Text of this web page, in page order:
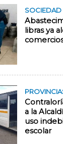
SOCIEDAD
libras ya
a la
uso
escolar